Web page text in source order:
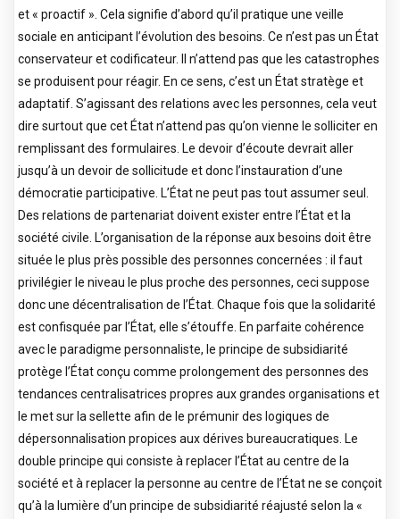
et « proactif ». Cela signifie d’abord qu’il pratique une veille
sociale en anticipant l’évolution des besoins. Ce n’est pas un État
conservateur et codificateur. Il n’attend pas que les catastrophes
se produisent pour réagir. En ce sens, c’est un État stratège et
adaptatif. S’agissant des relations avec les personnes, cela veut
dire surtout que cet État n’attend pas qu’on vienne le solliciter en
remplissant des formulaires. Le devoir d’écoute devrait aller
jusqu’à un devoir de sollicitude et donc l’instauration d’une
démocratie participative. L’État ne peut pas tout assumer seul.
Des relations de partenariat doivent exister entre l’État et la
société civile. L’organisation de la réponse aux besoins doit être
située le plus près possible des personnes concernées : il faut
privilégier le niveau le plus proche des personnes, ceci suppose
donc une décentralisation de l’État. Chaque fois que la solidarité
est confisquée par l’État, elle s’étouffe. En parfaite cohérence
avec le paradigme personnaliste, le principe de subsidiarité
protège l’État conçu comme prolongement des personnes des
tendances centralisatrices propres aux grandes organisations et
le met sur la sellette afin de le prémunir des logiques de
dépersonnalisation propices aux dérives bureaucratiques. Le
double principe qui consiste à replacer l’État au centre de la
société et à replacer la personne au centre de l’État ne se conçoit
qu’à la lumière d’un principe de subsidiarité réajusté selon la «